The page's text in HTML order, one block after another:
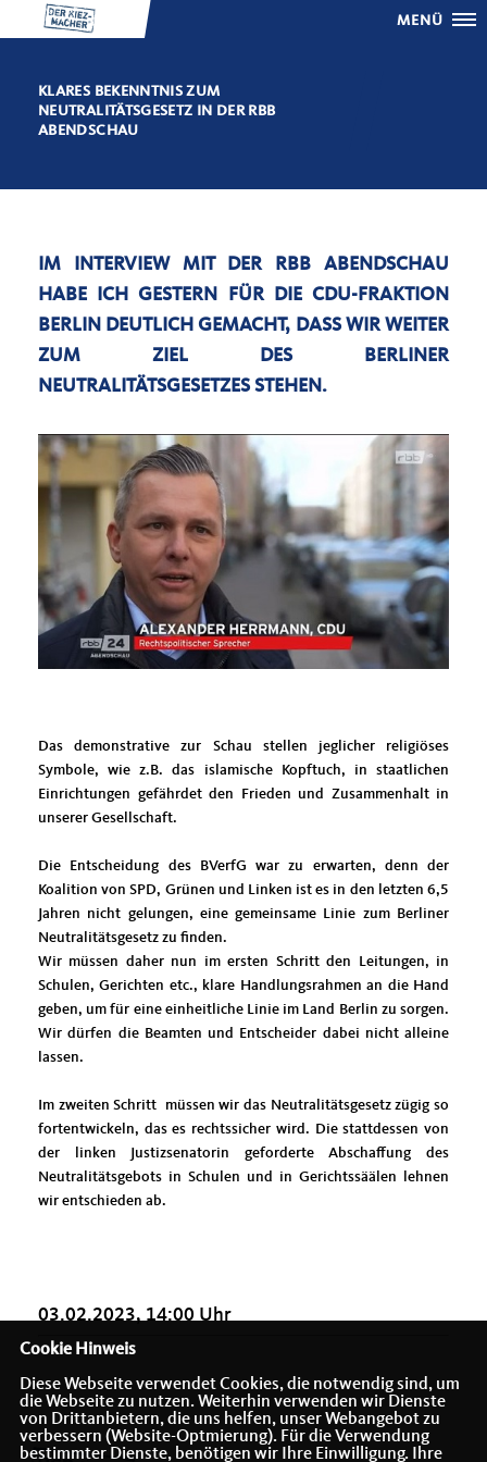
MENÜ
KLARES BEKENNTNIS ZUM
NEUTRALITÄTSGESETZ IN DER RBB
ABENDSCHAU
IM INTERVIEW MIT DER RBB ABENDSCHAU
HABE ICH GESTERN FÜR DIE CDU-FRAKTION
BERLIN DEUTLICH GEMACHT, DASS WIR WEITER
ZUM ZIEL DES BERLINER
NEUTRALITÄTSGESETZES STEHEN.
Das demonstrative zur Schau stellen jeglicher religiöses
Symbole, wie z.B. das islamische Kopftuch, in staatlichen
Einrichtungen gefährdet den Frieden und Zusammenhalt in
unserer Gesellschaft.
Die Entscheidung des BVerfG war zu erwarten, denn der
Koalition von SPD, Grünen und Linken ist es in den letzten 6,5
Jahren nicht gelungen, eine gemeinsame Linie zum Berliner
Neutralitätsgesetz zu finden.
Wir müssen daher nun im ersten Schritt den Leitungen, in
Schulen, Gerichten etc., klare Handlungsrahmen an die Hand
geben, um für eine einheitliche Linie im Land Berlin zu sorgen.
Wir dürfen die Beamten und Entscheider dabei nicht alleine
lassen.
Im zweiten Schritt müssen wir das Neutralitätsgesetz zügig so
fortentwickeln, das es rechtssicher wird. Die stattdessen von
der linken Justizsenatorin geforderte Abschaffung des
Neutralitätsgebots in Schulen und in Gerichtssäälen lehnen
wir entschieden ab.
03.02.2023, 14:00 Uhr
Cookie Hinweis
Diese Webseite verwendet Cookies, die notwendig sind, um
die Webseite zu nutzen. Weiterhin verwenden wir Dienste
von Drittanbietern, die uns helfen, unser Webangebot zu
verbessern (Website-Optmierung). Für die Verwendung
bestimmter Dienste, benötigen wir Ihre Einwilligung. Ihre